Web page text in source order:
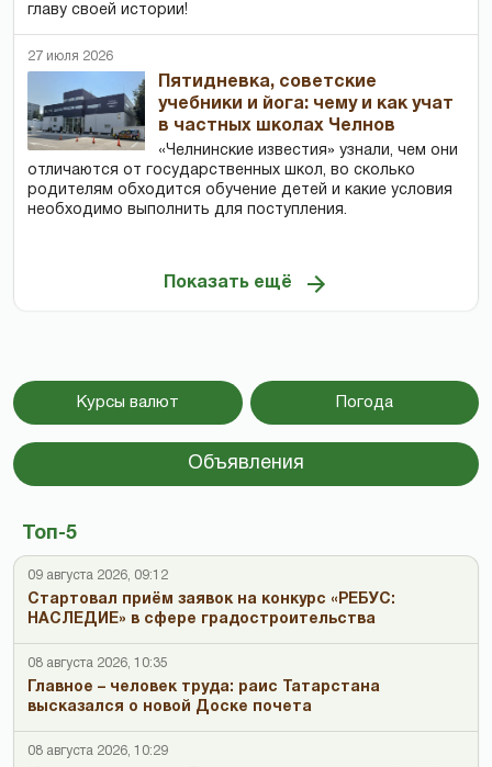
главу своей истории!
27 июля 2026
Пятидневка, советские
учебники и йога: чему и как учат
в частных школах Челнов
«Челнинские известия» узнали, чем они
отличаются от государственных школ, во сколько
родителям обходится обучение детей и какие условия
необходимо выполнить для поступления.
Показать ещё
Курсы валют Погода
Объявления
Топ-5
09 августа 2026, 09:12
Стартовал приём заявок на конкурс «РЕБУС:
НАСЛЕДИЕ» в сфере градостроительства
08 августа 2026, 10:35
Главное – человек труда: раис Татарстана
высказался о новой Доске почета
08 августа 2026, 10:29